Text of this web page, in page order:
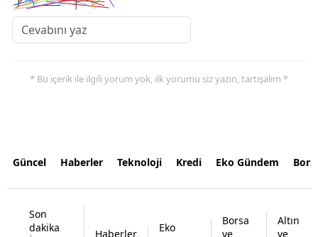
* Bu içerik ile ilgili yorum yok, ilk yorumu siz yazın, tartışalım *
Güncel Haberler Teknoloji Kredi Eko Gündem
Son
dakika
Haberler
Eko
Borsa
ve
Altın
ve